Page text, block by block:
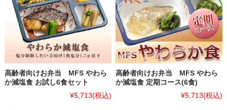
高齢者向けお弁当 MFS やわら
か減塩食 お試し6食セット
¥5,713(税込)
高齢者向けお弁当 MFS やわら
か減塩食 定期コース(6食)
¥5,713(税込)